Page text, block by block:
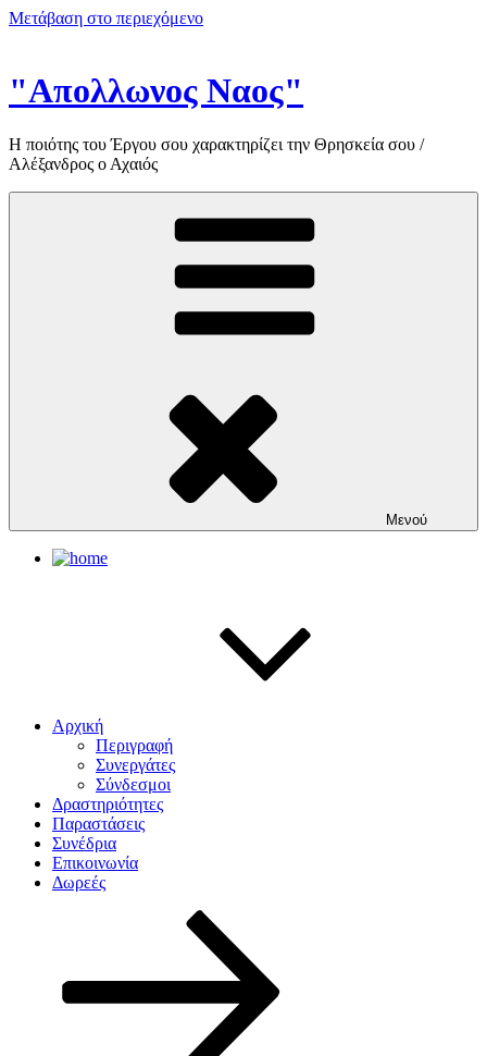
Μετάβαση στο περιεχόμενο
"Απολλωνος Ναος"
Η ποιότης του Έργου σου χαρακτηρίζει την Θρησκεία σου /
Αλέξανδρος ο Αχαιός
Μενού
Αρχική
Περιγραφή
Συνεργάτες
Σύνδεσμοι
Δραστηριότητες
Παραστάσεις
Συνέδρια
Επικοινωνία
Δωρεές